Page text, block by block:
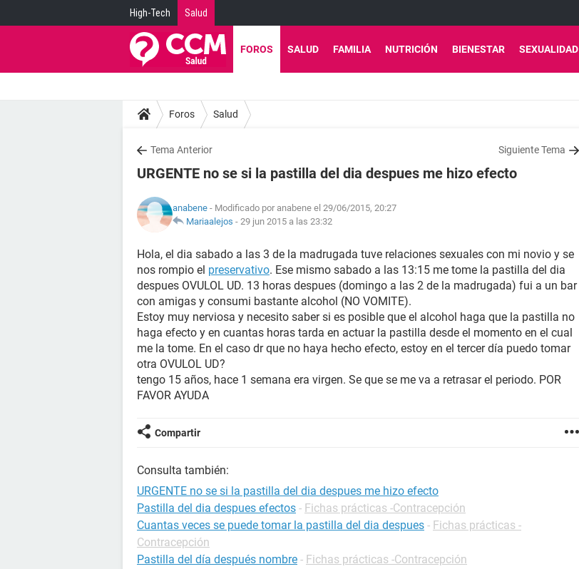
High-Tech Salud
FOROS SALUD FAMILIA NUTRICIÓN BIENESTAR SEXUALIDAD
Foros Salud
Tema Anterior Siguiente Tema
URGENTE no se si la pastilla del dia despues me hizo efecto
anabene - Modificado por anabene el 29/06/2015, 20:27
Mariaalejos - 29 jun 2015 a las 23:32
Hola, el dia sabado a las 3 de la madrugada tuve relaciones sexuales con mi novio y se
nos rompio el preservativo. Ese mismo sabado a las 13:15 me tome la pastilla del dia
despues OVULOL UD. 13 horas despues (domingo a las 2 de la madrugada) fui a un bar
con amigas y consumi bastante alcohol (NO VOMITE).
Estoy muy nerviosa y necesito saber si es posible que el alcohol haga que la pastilla no
haga efecto y en cuantas horas tarda en actuar la pastilla desde el momento en el cual
me la tome. En el caso dr que no haya hecho efecto, estoy en el tercer día puedo tomar
otra OVULOL UD?
tengo 15 años, hace 1 semana era virgen. Se que se me va a retrasar el periodo. POR
FAVOR AYUDA
Compartir
Consulta también:
URGENTE no se si la pastilla del dia despues me hizo efecto
Pastilla del dia despues efectos - Fichas prácticas -Contracepción
Cuantas veces se puede tomar la pastilla del dia despues - Fichas prácticas -
Contracepción
Pastilla del día después nombre - Fichas prácticas -Contracepción